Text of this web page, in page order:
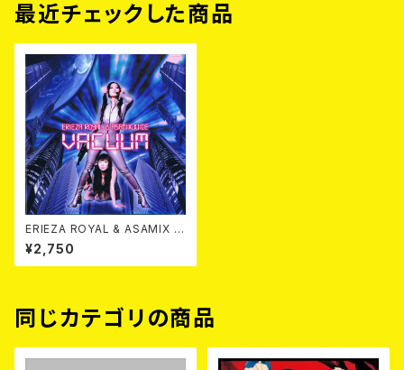
最近チェックした商品
ERIEZA ROYAL & ASAMIX J
UICE イライザ・ロイヤル＆ア
サミックス・ジュース / バキュー
ム CD
¥2,750
同じカテゴリの商品